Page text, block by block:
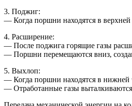
3. Поджиг:
— Когда поршни находятся в верхней
4. Расширение:
— После поджига горящие газы
— Поршни перемещаются вниз,
5. Выхлоп:
— Когда поршни находятся в нижней
— Отработанные газы